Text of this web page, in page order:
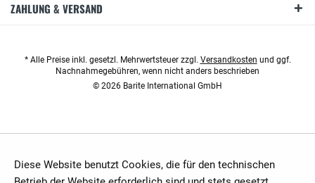
ZAHLUNG & VERSAND
* Alle Preise inkl. gesetzl. Mehrwertsteuer zzgl. Versandkosten und ggf.
Nachnahmegebühren, wenn nicht anders beschrieben
© 2026 Barite International GmbH
Diese Website benutzt Cookies, die für den technischen